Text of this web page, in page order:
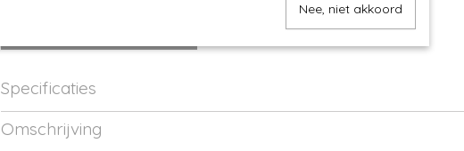
Specificaties
Productcode
Productcode leverancier
Omschrijving
Nee, niet akkoord